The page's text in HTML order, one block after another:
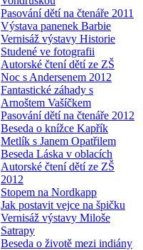
Pasování dětí na čtenáře 2011
Výstava panenek Barbie
Vernisáž výstavy Historie
Studené ve fotografii
Autorské čtení dětí ze ZŠ
Noc s Andersenem 2012
Fantastické záhady s
Arnoštem Vašíčkem
Pasování dětí na čtenáře 2012
Beseda o knížce Kapřík
Metlík s Janem Opatřilem
Beseda Láska v oblacích
Autorské čtení dětí ze ZŠ
2012
Stopem na Nordkapp
Jak postavit vejce na špičku
Vernisáž výstavy Miloše
Satrapy
Beseda o životě mezi indiány